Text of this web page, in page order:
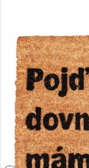
Hobbi és kert
Gyűjtemény
Egészség és
Sport és